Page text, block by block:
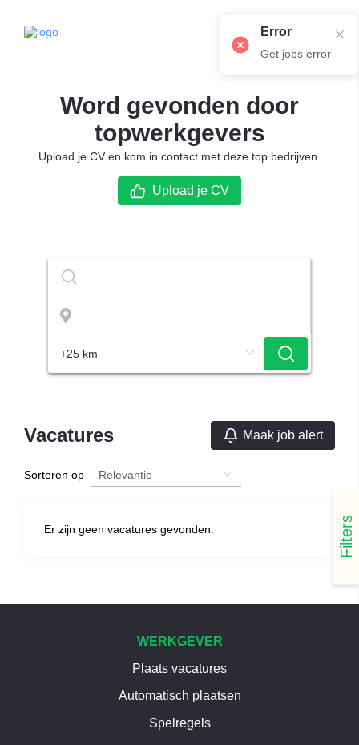
Word gevonden door
topwerkgevers
Upload je CV en kom in contact met deze top bedrijven.
Upload je CV
Filters
Vacatures Maak job alert
Sorteren op
Er zijn geen vacatures gevonden.
WERKGEVER
Plaats vacatures
Automatisch plaatsen
Spelregels
Error
Get jobs error